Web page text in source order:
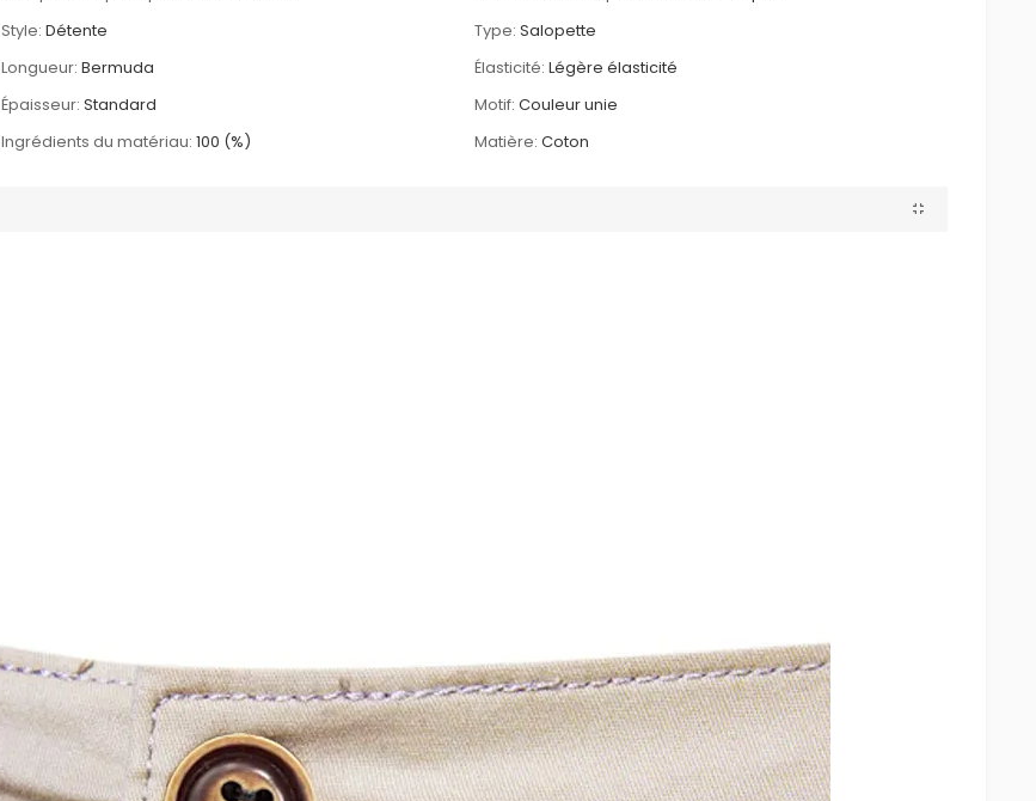
Style: Détente Type: Salopette
Longueur: Bermuda Élasticité: Légère élasticité
Épaisseur: Standard Motif: Couleur unie
Ingrédients du matériau: 100 (%) Matière: Coton